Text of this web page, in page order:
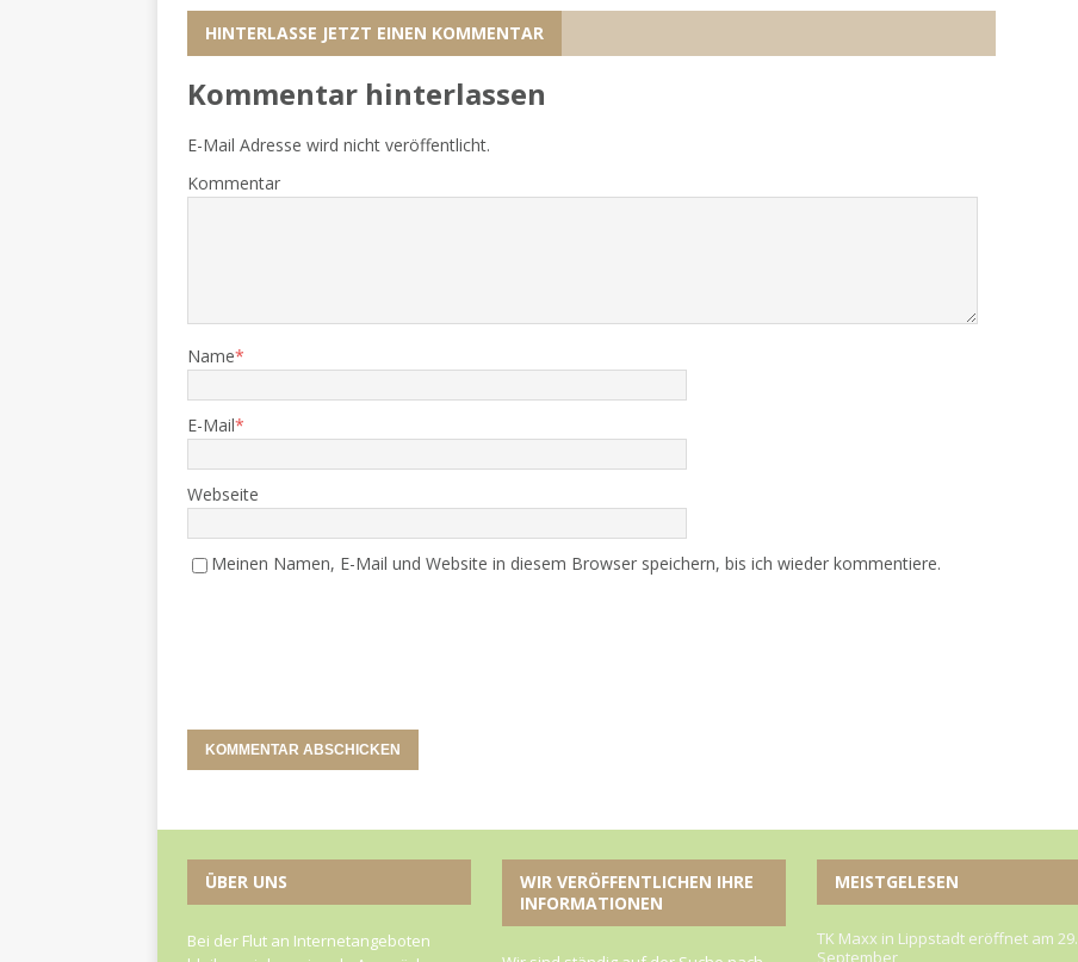
HINTERLASSE JETZT EINEN KOMMENTAR
Kommentar hinterlassen
E-Mail Adresse wird nicht veröffentlicht.
Kommentar
Name*
E-Mail*
Webseite
Meinen Namen, E-Mail und Website in diesem Browser speichern, bis ich wieder kommentiere.
ÜBER UNS
Bei der Flut an Internetangeboten
WIR VERÖFFENTLICHEN IHRE
INFORMATIONEN
MEISTGELESEN
TK Maxx in Lippstadt eröffnet am 29.
September